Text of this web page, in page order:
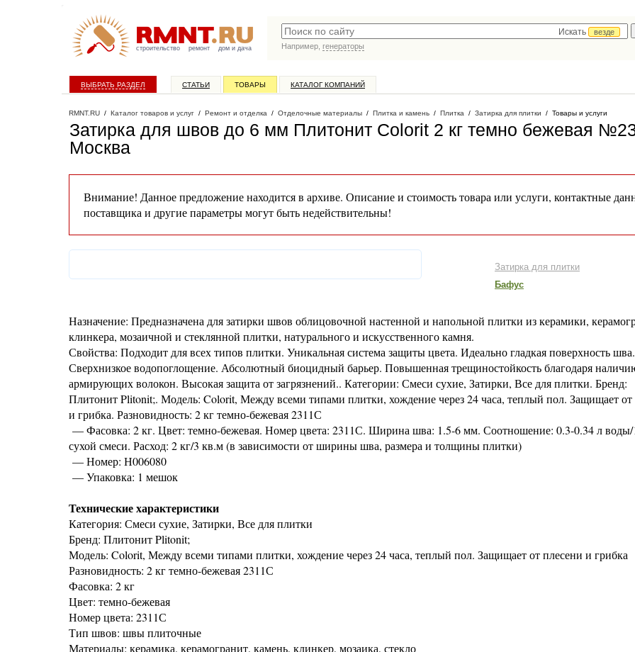
строительство ремонт дом и дача
Искать
везде
Например, генераторы
ВЫБРАТЬ РАЗДЕЛ СТАТЬИ ТОВАРЫ КАТАЛОГ КОМПАНИЙ
RMNT.RU / Каталог товаров и услуг / Ремонт и отделка / Отделочные материалы / Плитка и камень / Плитка / Затирка для плитки / Товары и услуги
Затирка для швов до 6 мм Плитонит Colorit 2 кг темно бежевая
Москва
Внимание! Данное предложение находится в архиве. Описание и стоимость товара или услуги, контактные
поставщика и другие параметры могут быть недействительны!
Затирка для плитки
Бафус
Назначение: Предназначена для затирки швов облицовочной настенной и напольной плитки из керамики,
клинкера, мозаичной и стеклянной плитки, натурального и искусственного камня.
Свойства: Подходит для всех типов плитки. Уникальная система защиты цвета. Идеально гладкая поверхность шва.
Сверхнизкое водопоглощение. Абсолютный биоцидный барьер. Повышенная трещиностойкость благодаря
армирующих волокон. Высокая защита от загрязнений.. Категории: Смеси сухие, Затирки, Все для плитки. Бренд:
Плитонит Plitonit;. Модель: Colorit, Между всеми типами плитки, хождение через 24 часа, теплый пол. Защищает от
и грибка. Разновидность: 2 кг темно-бежевая 2311С
— Фасовка: 2 кг. Цвет: темно-бежевая. Номер цвета: 2311С. Ширина шва: 1.5-6 мм. Соотношение: 0.3-0.34 л воды/
сухой смеси. Расход: 2 кг/3 кв.м (в зависимости от ширины шва, размера и толщины плитки)
— Номер: Н006080
— Упаковка: 1 мешок
Технические характеристики
Категория: Смеси сухие, Затирки, Все для плитки
Бренд: Плитонит Plitonit;
Модель: Colorit, Между всеми типами плитки, хождение через 24 часа, теплый пол. Защищает от плесени и грибка
Разновидность: 2 кг темно-бежевая 2311С
Фасовка: 2 кг
Цвет: темно-бежевая
Номер цвета: 2311С
Тип швов: швы плиточные
Материалы: керамика, керамогранит, камень, клинкер, мозаика, стекло